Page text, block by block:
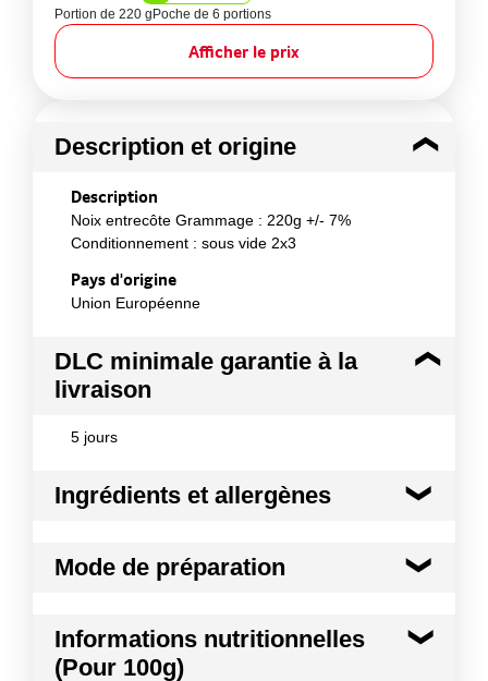
Portion de 220 g Poche de 6 portions
Afficher le prix
Description et origine
Description
Noix entrecôte Grammage : 220g +/- 7%
Conditionnement : sous vide 2x3
Pays d'origine
Union Européenne
DLC minimale garantie à la
livraison
5 jours
Ingrédients et allergènes
Viande bovine Morceau d'origine : Milieu du train de
par le(s) fournisseur(s) de Transgourmet
Opérations
Mode de préparation
minutes avant de cuisiner la viande, elle
retrouvera sa couleur et cela exaltera son goût.
Informations nutritionnelles
(Pour 100g)